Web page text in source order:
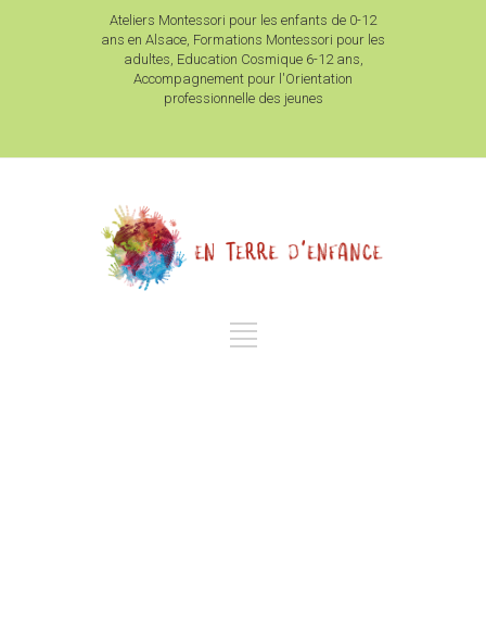
Ateliers Montessori pour les enfants de 0-12
ans en Alsace, Formations Montessori pour les
adultes, Education Cosmique 6-12 ans,
Accompagnement pour l'Orientation
professionnelle des jeunes